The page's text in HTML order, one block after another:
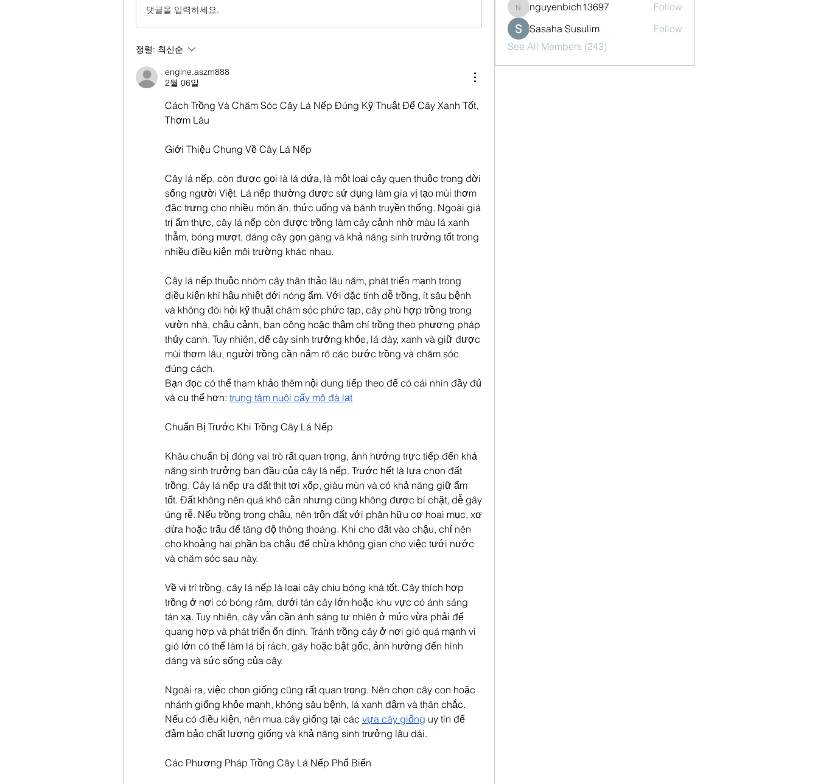
댓글을 입력하세요.
정렬: 최신순
engine.aszm888
2월 06일
Cách Trồng Và Chăm Sóc Cây Lá Nếp Đúng Kỹ Thuật Để Cây Xanh Tốt,
Thơm Lâu
Giới Thiệu Chung Về Cây Lá Nếp
Cây lá nếp, còn được gọi là lá dứa, là một loại cây quen thuộc trong đời
sống người Việt. Lá nếp thường được sử dụng làm gia vị tạo mùi thơm
đặc trưng cho nhiều món ăn, thức uống và bánh truyền thống. Ngoài giá
trị ẩm thực, cây lá nếp còn được trồng làm cây cảnh nhờ màu lá xanh
thẫm, bóng mượt, dáng cây gọn gàng và khả năng sinh trưởng tốt trong
nhiều điều kiện môi trường khác nhau.
Cây lá nếp thuộc nhóm cây thân thảo lâu năm, phát triển mạnh trong
điều kiện khí hậu nhiệt đới nóng ẩm. Với đặc tính dễ trồng, ít sâu bệnh
và không đòi hỏi kỹ thuật chăm sóc phức tạp, cây phù hợp trồng trong
vườn nhà, chậu cảnh, ban công hoặc thậm chí trồng theo phương pháp
thủy canh. Tuy nhiên, để cây sinh trưởng khỏe, lá dày, xanh và giữ được
mùi thơm lâu, người trồng cần nắm rõ các bước trồng và chăm sóc
đúng cách.
Bạn đọc có thể tham khảo thêm nội dung tiếp theo để có cái nhìn đầy đủ
và cụ thể hơn: trung tâm nuôi cấy mô đà lạt​
Chuẩn Bị Trước Khi Trồng Cây Lá Nếp
Khâu chuẩn bị đóng vai trò rất quan trọng, ảnh hưởng trực tiếp đến khả
năng sinh trưởng ban đầu của cây lá nếp. Trước hết là lựa chọn đất
trồng. Cây lá nếp ưa đất thịt tơi xốp, giàu mùn và có khả năng giữ ẩm
tốt. Đất không nên quá khô cằn nhưng cũng không được bí chặt, dễ gây
úng rễ. Nếu trồng trong chậu, nên trộn đất với phân hữu cơ hoai mục, xơ
dừa hoặc trấu để tăng độ thông thoáng. Khi cho đất vào chậu, chỉ nên
cho khoảng hai phần ba chậu để chừa không gian cho việc tưới nước
và chăm sóc sau này.
Về vị trí trồng, cây lá nếp là loại cây chịu bóng khá tốt. Cây thích hợp
trồng ở nơi có bóng râm, dưới tán cây lớn hoặc khu vực có ánh sáng
tán xạ. Tuy nhiên, cây vẫn cần ánh sáng tự nhiên ở mức vừa phải để
quang hợp và phát triển ổn định. Tránh trồng cây ở nơi gió quá mạnh vì
gió lớn có thể làm lá bị rách, gãy hoặc bật gốc, ảnh hưởng đến hình
dáng và sức sống của cây.
Ngoài ra, việc chọn giống cũng rất quan trọng. Nên chọn cây con hoặc
nhánh giống khỏe mạnh, không sâu bệnh, lá xanh đậm và thân chắc.
Nếu có điều kiện, nên mua cây giống tại các vựa cây giống uy tín để
đảm bảo chất lượng giống và khả năng sinh trưởng lâu dài.
Các Phương Pháp Trồng Cây Lá Nếp Phổ Biến
nguyenbich13697
nguyenbich13697
Follow
Sasaha Susulim
Follow
See All Members (243)